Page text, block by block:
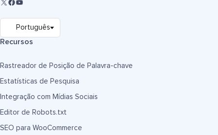
Recursos
Rastreador de Posição de Palavra-chave
Estatísticas de Pesquisa
Integração com Mídias Sociais
Editor de Robots.txt
SEO para WooCommerce